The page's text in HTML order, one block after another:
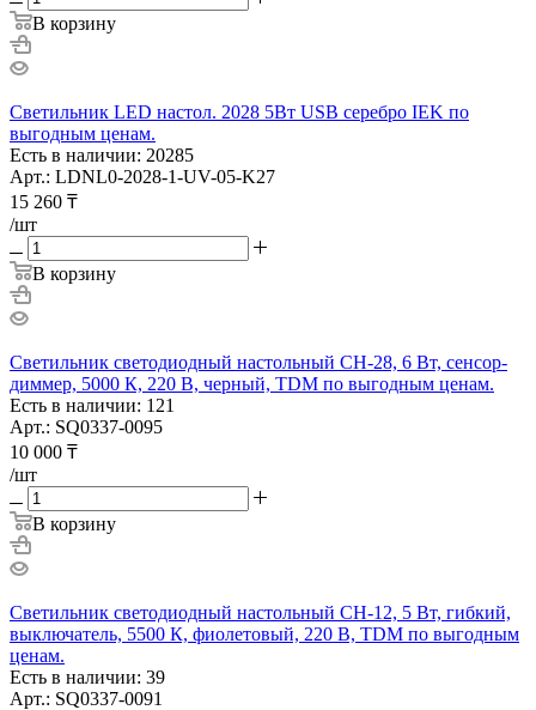
В корзину
Светильник LED настол. 2028 5Вт USB серебро IEK по
выгодным ценам.
Есть в наличии: 20285
Арт.: LDNL0-2028-1-UV-05-K27
15 260 ₸
/шт
В корзину
Светильник светодиодный настольный СН-28, 6 Вт, сенсор-
диммер, 5000 К, 220 В, черный, TDM по выгодным ценам.
Есть в наличии: 121
Арт.: SQ0337-0095
10 000 ₸
/шт
В корзину
Светильник светодиодный настольный СН-12, 5 Вт, гибкий,
выключатель, 5500 К, фиолетовый, 220 В, TDM по выгодным
ценам.
Есть в наличии: 39
Арт.: SQ0337-0091